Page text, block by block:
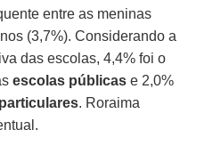
entre as meninas
(3,7%). Considerando a
das escolas, 4,4% foi o
escolas públicas e 2,0%
. Roraima